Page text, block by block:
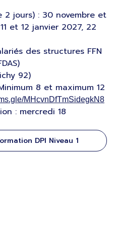
2 jours) : 30 novembre et
et 12 janvier 2027, 22
des structures FFN
92)
8 et maximum 12
MHcvnDfTmSidegkN8
: mercredi 18
DPI Niveau 1